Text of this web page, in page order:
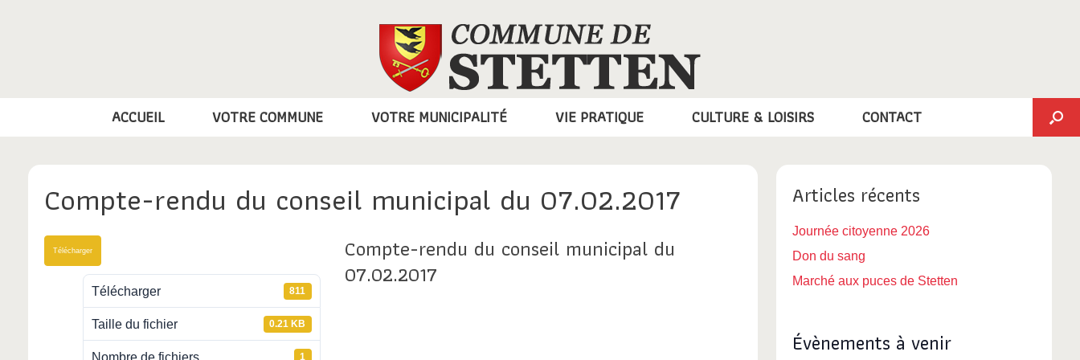
ACCUEIL VOTRE COMMUNE VOTRE MUNICIPALITÉ VIE PRATIQUE CULTURE & LOISIRS CONTACT
Compte-rendu du conseil municipal du 07.02.2017
Télécharger
Télécharger 811
Taille du fichier 0.21 KB
Nombre de fichiers 1
Compte-rendu du conseil municipal du
07.02.2017
Articles récents
Journée citoyenne 2026
Don du sang
Marché aux puces de Stetten
Évènements à venir